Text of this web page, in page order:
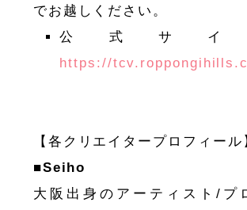
でお越しください。
公式サイ
https://
【各クリエイタープロフィール
■Seiho
大阪出身のアーティスト/プ